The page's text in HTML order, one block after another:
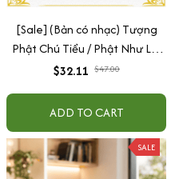
[Sale] (Bản có nhạc) Tượng
Phật Chú Tiểu / Phật Như Lai
Gõ Mõ Tụng Kinh Có 6 Bài
$32.11 $47.00
ADD TO CART
SALE